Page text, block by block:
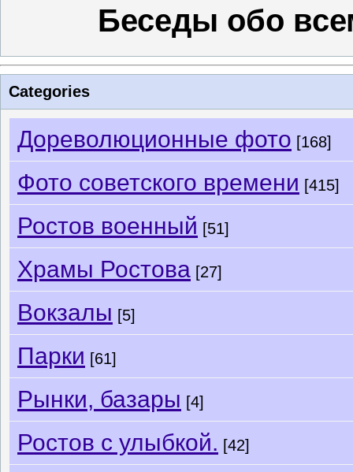
Беседы обо
Categories
Дореволюционные фото [168]
Фото советского времени [415]
Ростов военный [51]
Храмы Ростова [27]
Вокзалы [5]
Парки [61]
Рынки, базары [4]
Ростов с улыбкой. [42]